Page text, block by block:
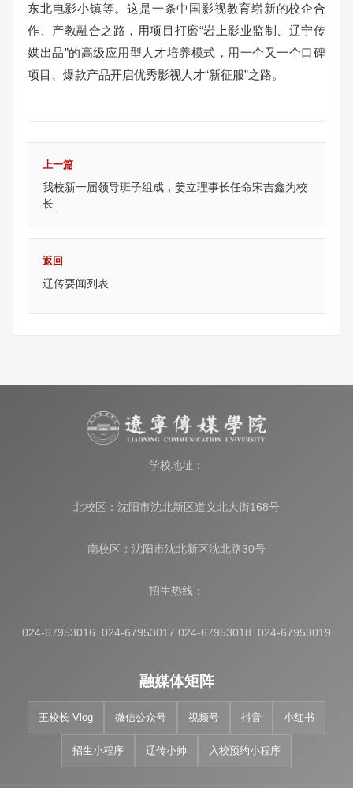
东北电影小镇等。这是一条中国影视教育崭新的校企合
作、产教融合之路，用项目打磨“岩上影业监制、辽宁传
媒出品”的高级应用型人才培养模式，用一个又一个口碑
项目、爆款产品开启优秀影视人才“新征服”之路。
上一篇
我校新一届领导班子组成，姜立理事长任命宋吉鑫为校
长
返回
辽传要闻列表
学校地址：
北校区：沈阳市沈北新区道义北大街168号
南校区：沈阳市沈北新区沈北路30号
招生热线：
024-67953016 024-67953017 024-67953018 024-67953019
融媒体矩阵
王校长 Vlog 微信公众号 视频号 抖音 小红书
招生小程序 辽传小帅 入校预约小程序